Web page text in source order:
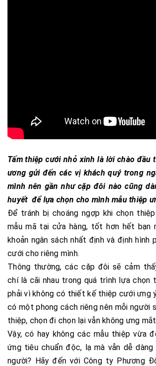
Tấm thiệp cưới nhỏ xinh là lời chào đầu
ương gửi đến các vị khách quý trong
mình nên gần như cặp đôi nào cũng
huyết để lựa chọn cho mình mẫu thiệp
Để tránh bị choáng ngợp khi chọn
mẫu mã tại cửa hàng, tốt hơn hết bạn
khoản ngân sách nhất định và định hình
cưới cho riêng mình.
Thông thường, các cặp đôi sẽ cảm
chí là cãi nhau trong quá trình lựa chọn
phải vì không có thiết kế thiệp cưới ưng
có một phong cách riêng nên mỗi người
thiệp, chọn đi chọn lại vẫn không ưng
Vậy, có hay không các mẫu thiệp vừa
ứng tiêu chuẩn độc, lạ mà vẫn dễ
người? Hãy đến với Công ty Phương